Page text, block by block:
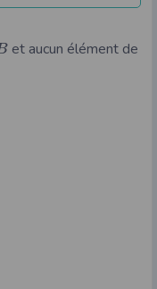
et aucun élément de